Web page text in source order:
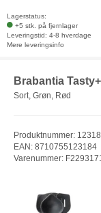
Lagerstatus:
+5 stk. på fjernlager
Leveringstid: 4-8 hverdage
Mere leveringsinfo
Brabantia
Sort, Grøn, Rød
Produktnummer:
EAN: 8710755123184
Varenummer: